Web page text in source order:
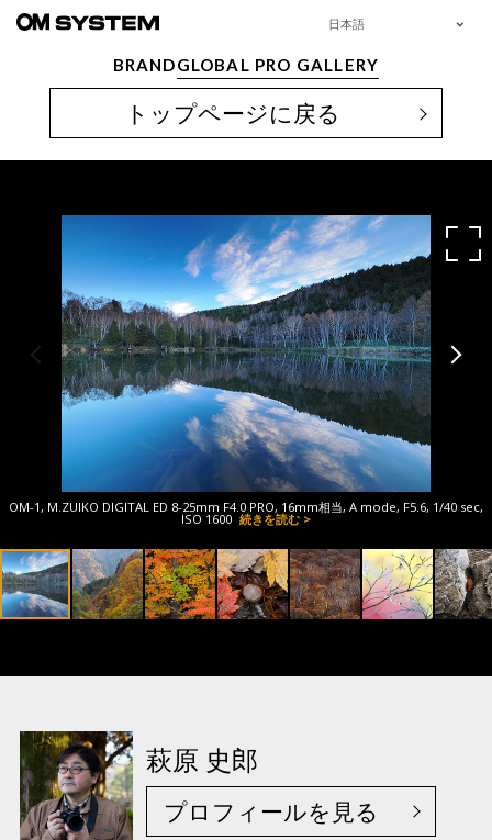
BRANDGLOBAL PRO GALLERY
日本語
トップページに戻る
OM-1, M.ZUIKO DIGITAL ED 8-25mm F4.0 PRO, 16mm相当, A mode, F5.6, 1/40 sec,
ISO 1600 続きを読む >
萩原 史郎
プロフィールを見る